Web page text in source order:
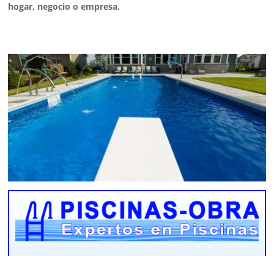
hogar, negocio o empresa.